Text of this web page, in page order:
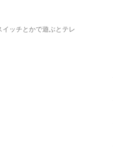
ッチとかで遊ぶとテレ